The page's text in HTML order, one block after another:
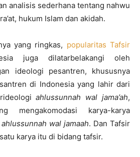
analisis sederhana tentang nahwu
hukum Islam dan akidah.
yang ringkas, popularitas Tafsir
juga dilatarbelakangi oleh
ideologi pesantren, khususnya
di Indonesia yang lahir dari
ahlussunnah wal jama’ah,
mengakomodasi karya-karya
ahlussunnah wal jamaah. Dan Tafsir
karya itu di bidang tafsir.